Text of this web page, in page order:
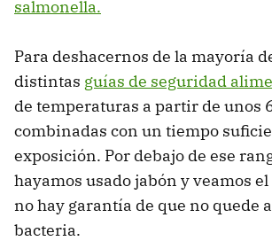
salmonella.
Para deshacernos de la mayoría
distintas guías de seguridad
de temperaturas a partir de unos
combinadas con un tiempo
exposición. Por debajo de ese
hayamos usado jabón y veamos
no hay garantía de que no quede
bacteria.